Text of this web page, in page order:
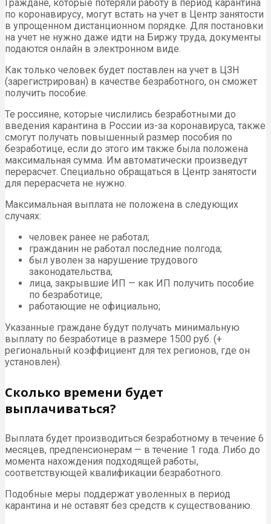
Граждане, которые потеряли работу в период карантина
по коронавирусу, могут встать на учет в Центр занятости
в упрощенном дистанционном порядке. Для постановки
на учет не нужно даже идти на Биржу труда, документы
подаются онлайн в электронном виде.
Как только человек будет поставлен на учет в ЦЗН
(зарегистрирован) в качестве безработного, он сможет
получить пособие.
Те россияне, которые числились безработными до
введения карантина в России из-за коронавируса, также
смогут получать повышенный размер пособия по
безработице, если до этого им также была положена
максимальная сумма. Им автоматически произведут
перерасчет. Специально обращаться в Центр занятости
для перерасчета не нужно.
Максимальная выплата не положена в следующих
случаях:
человек ранее не работал;
гражданин не работал последние полгода;
был уволен за нарушение трудового
законодательства;
лица, закрывшие ИП — как ИП получить пособие
по безработице;
работающие не официально;
Указанные граждане будут получать минимальную
выплату по безработице в размере 1500 руб. (+
региональный коэффициент для тех регионов, где он
установлен).
Сколько времени будет
выплачиваться?
Выплата будет производиться безработному в течение 6
месяцев, предпенсионерам — в течение 1 года. Либо до
момента нахождения подходящей работы,
соответствующей квалификации безработного.
Подобные меры поддержат уволенных в период
карантина и не оставят без средств к существованию.